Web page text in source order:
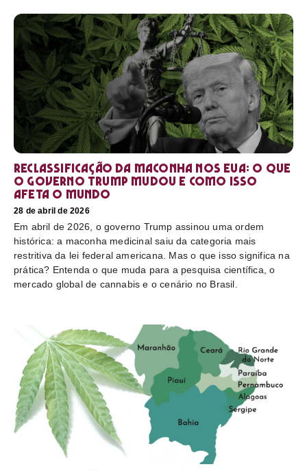
Reclassificação da maconha nos EUA: o que
o governo Trump mudou e como isso
afeta o mundo
28 de abril de 2026
Em abril de 2026, o governo Trump assinou uma ordem
histórica: a maconha medicinal saiu da categoria mais
restritiva da lei federal americana. Mas o que isso significa na
prática? Entenda o que muda para a pesquisa científica, o
mercado global de cannabis e o cenário no Brasil.